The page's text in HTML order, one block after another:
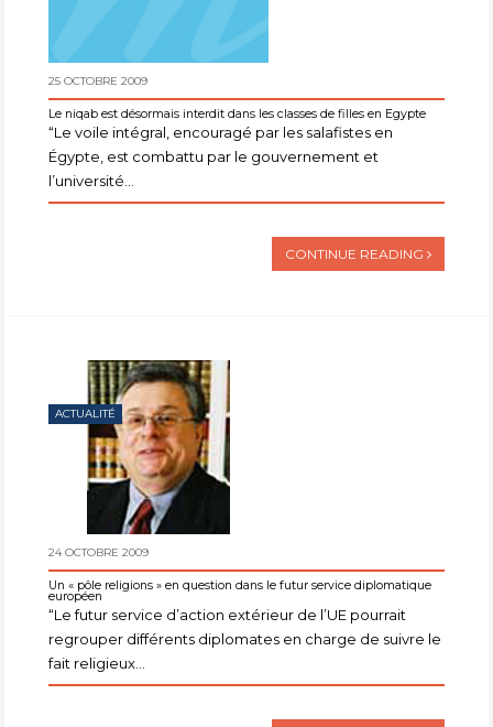
25 OCTOBRE 2009
Le niqab est désormais interdit dans les classes de filles en Égypte
“Le voile intégral, encouragé par les salafistes en
Égypte, est combattu par le gouvernement et
l’université...
CONTINUE READING
ACTUALITÉ
24 OCTOBRE 2009
Un « pôle religions » en question dans le futur service diplomatique
européen
“Le futur service d’action extérieur de l’UE pourrait
regrouper différents diplomates en charge de suivre le
fait religieux...